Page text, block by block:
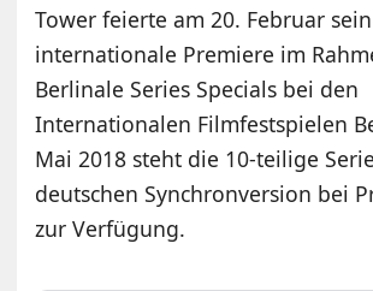
Tower feierte am 20. Februar
internationale Premiere im
Berlinale Series Specials bei den
Internationalen Filmfestspielen
Mai 2018 steht die 10-teilige
deutschen Synchronversion bei
zur Verfügung.